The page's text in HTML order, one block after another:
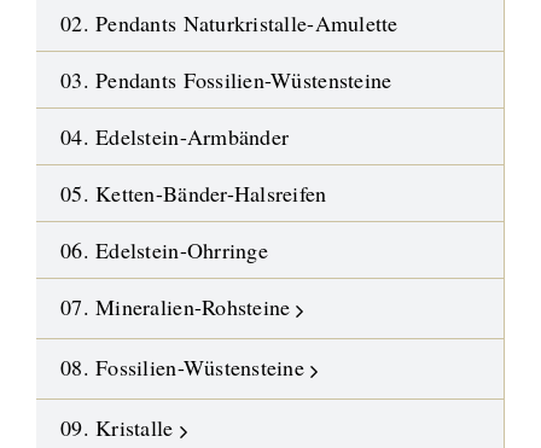
02. Pendants Naturkristalle-Amulette
03. Pendants Fossilien-Wüstensteine
04. Edelstein-Armbänder
05. Ketten-Bänder-Halsreifen
06. Edelstein-Ohrringe
07. Mineralien-Rohsteine
08. Fossilien-Wüstensteine
09. Kristalle